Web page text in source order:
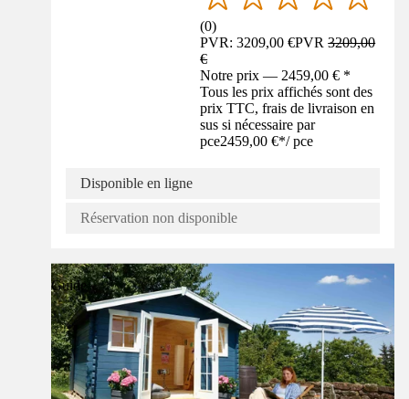
(0)
PVR: 3209,00 €PVR3209,00
€
Notre prix — 2459,00 € *
Tous les prix affichés sont des
prix TTC, frais de livraison en
sus si nécessaire par
pce2459,00 €*/ pce
Disponible en ligne
Réservation non disponible
Guide